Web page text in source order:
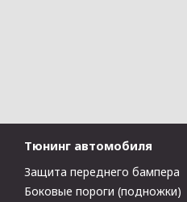
Тюнинг автомобиля
Защита переднего бампера
Боковые пороги (подножки)